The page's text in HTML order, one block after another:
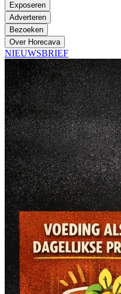
Exposeren
Adverteren
Bezoeken
Over Horecava
NIEUWSBRIEF